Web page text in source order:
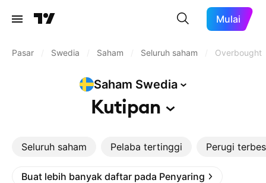
Mulai
Pasar Swedia Saham Seluruh saham Overbought
Saham Swedia
Kutipan
Seluruh saham Pelaba tertinggi Perugi
Buat lebih banyak daftar pada Penyaring